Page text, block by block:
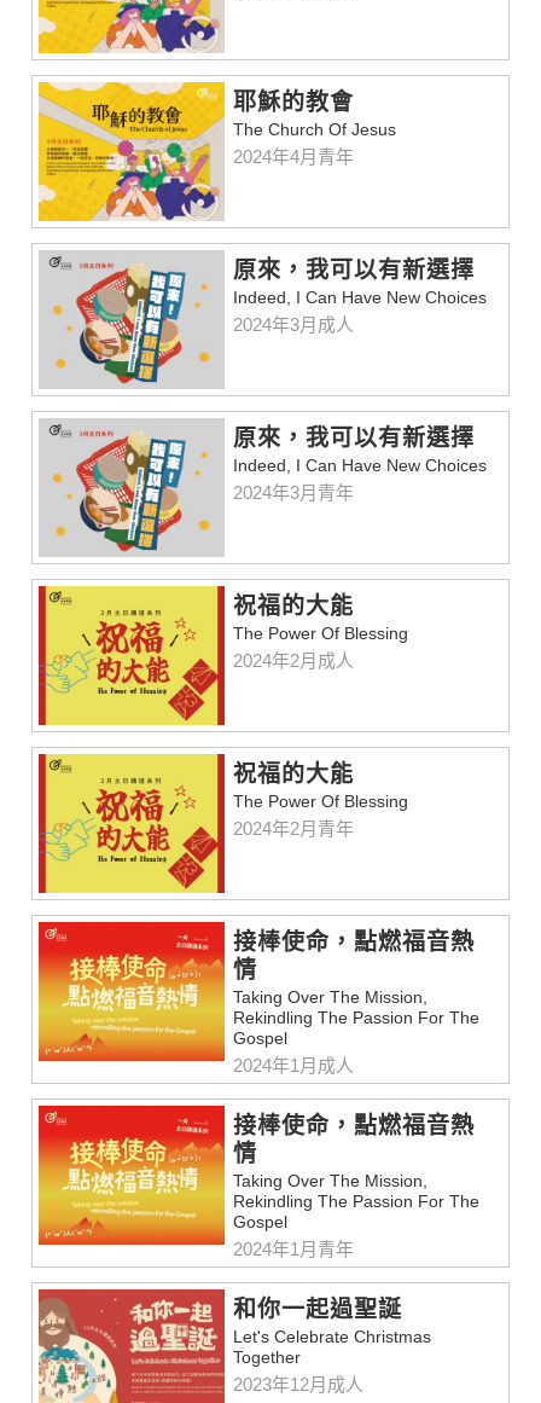
耶穌的教會
The Church Of Jesus
2024年4月青年
原來，我可以有新選擇
Indeed, I Can Have New Choices
2024年3月成人
原來，我可以有新選擇
Indeed, I Can Have New Choices
2024年3月青年
祝福的大能
The Power Of Blessing
2024年2月成人
祝福的大能
The Power Of Blessing
2024年2月青年
接棒使命，點燃福音熱
情
Taking Over The Mission,
Rekindling The Passion For The
Gospel
2024年1月成人
接棒使命，點燃福音熱
情
Taking Over The Mission,
Rekindling The Passion For The
Gospel
2024年1月青年
和你一起過聖誕
Let's Celebrate Christmas
Together
2023年12月成人